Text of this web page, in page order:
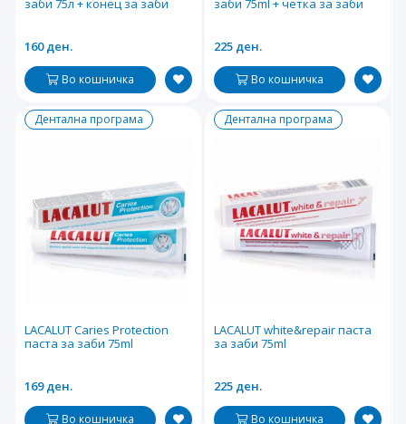
заби 75л + конец за заби
160 ден.
Во кошничка
заби 75ml + четка за заби
225 ден.
Во кошничка
Дентална програма
LACALUT Caries Protection
паста за заби 75ml
169 ден.
Во кошничка
Дентална програма
LACALUT white&repair паста
за заби 75ml
225 ден.
Во кошничка